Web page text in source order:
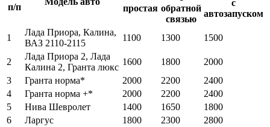
п/п
простая обратной
связью
с
автозапуском
1
Лада Приора, Калина,
ВАЗ 2110-2115
1100 1300 1500
2
Лада Приора 2, Лада
Калина 2, Гранта люкс
1600 1800
2000
3
Гранта норма* 2000 2200
2400
4
Гранта норма +* 2000 2200
2400
5
Нива Шевролет 1400 1650
1800
6
Ларгус 1800 2300
2800